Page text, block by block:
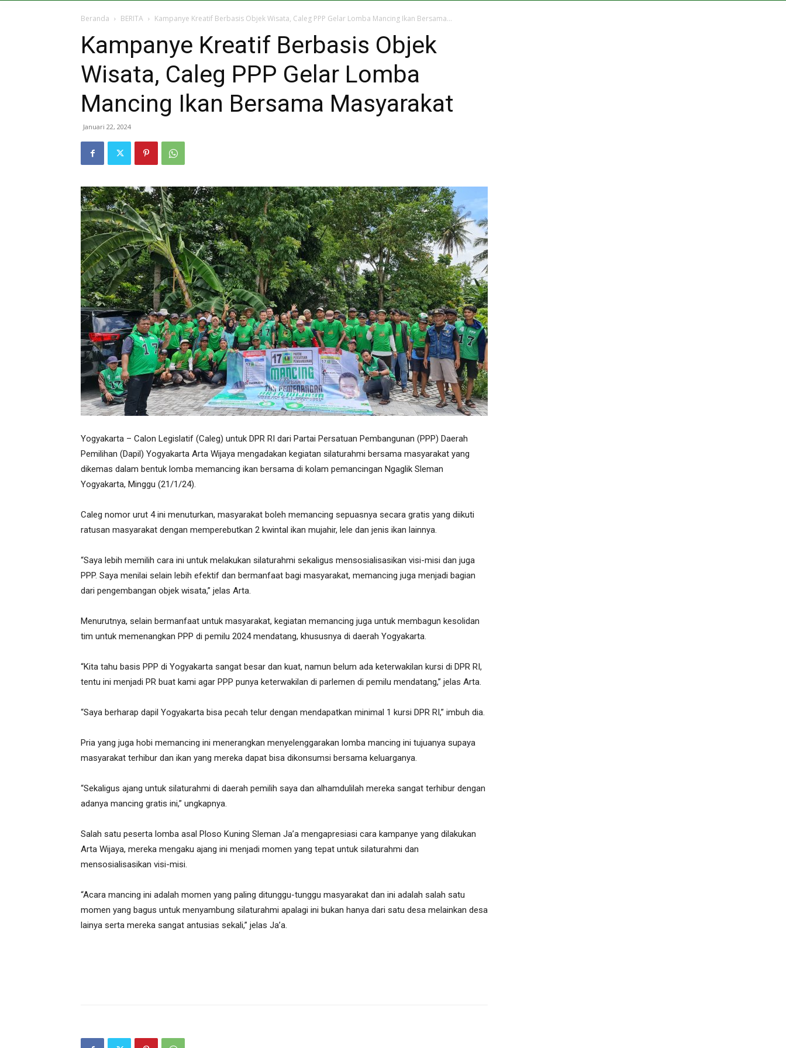
Beranda BERITA Kampanye Kreatif Berbasis Objek Wisata, Caleg PPP Gelar Lomba Mancing Ikan Bersama...
Kampanye Kreatif Berbasis Objek
Wisata, Caleg PPP Gelar Lomba
Mancing Ikan Bersama Masyarakat
Januari 22, 2024
Yogyakarta – Calon Legislatif (Caleg) untuk DPR RI dari Partai Persatuan Pembangunan (PPP) Daerah
Pemilihan (Dapil) Yogyakarta Arta Wijaya mengadakan kegiatan silaturahmi bersama masyarakat yang
dikemas dalam bentuk lomba memancing ikan bersama di kolam pemancingan Ngaglik Sleman
Yogyakarta, Minggu (21/1/24).
Caleg nomor urut 4 ini menuturkan, masyarakat boleh memancing sepuasnya secara gratis yang diikuti
ratusan masyarakat dengan memperebutkan 2 kwintal ikan mujahir, lele dan jenis ikan lainnya.
“Saya lebih memilih cara ini untuk melakukan silaturahmi sekaligus mensosialisasikan visi-misi dan juga
PPP. Saya menilai selain lebih efektif dan bermanfaat bagi masyarakat, memancing juga menjadi bagian
dari pengembangan objek wisata,” jelas Arta.
Menurutnya, selain bermanfaat untuk masyarakat, kegiatan memancing juga untuk membagun kesolidan
tim untuk memenangkan PPP di pemilu 2024 mendatang, khususnya di daerah Yogyakarta.
“Kita tahu basis PPP di Yogyakarta sangat besar dan kuat, namun belum ada keterwakilan kursi di DPR RI,
tentu ini menjadi PR buat kami agar PPP punya keterwakilan di parlemen di pemilu mendatang,” jelas Arta.
“Saya berharap dapil Yogyakarta bisa pecah telur dengan mendapatkan minimal 1 kursi DPR RI,” imbuh dia.
Pria yang juga hobi memancing ini menerangkan menyelenggarakan lomba mancing ini tujuanya supaya
masyarakat terhibur dan ikan yang mereka dapat bisa dikonsumsi bersama keluarganya.
“Sekaligus ajang untuk silaturahmi di daerah pemilih saya dan alhamdulilah mereka sangat terhibur dengan
adanya mancing gratis ini,” ungkapnya.
Salah satu peserta lomba asal Ploso Kuning Sleman Ja’a mengapresiasi cara kampanye yang dilakukan
Arta Wijaya, mereka mengaku ajang ini menjadi momen yang tepat untuk silaturahmi dan
mensosialisasikan visi-misi.
“Acara mancing ini adalah momen yang paling ditunggu-tunggu masyarakat dan ini adalah salah satu
momen yang bagus untuk menyambung silaturahmi apalagi ini bukan hanya dari satu desa melainkan desa
lainya serta mereka sangat antusias sekali,” jelas Ja’a.